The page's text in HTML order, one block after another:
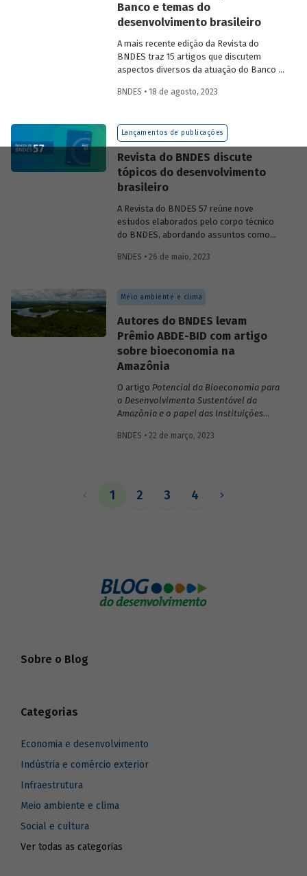
Banco e temas do
desenvolvimento brasileiro
A mais recente edição da Revista do
BNDES traz 15 artigos que discutem
aspectos diversos da atuação do Banco e
nacional.
BNDES • 18 de agosto, 2023
Lançamentos de publicações
Revista do BNDES discute
tópicos do desenvolvimento
brasileiro
A Revista do BNDES 57 reúne nove
estudos elaborados pelo corpo técnico
do BNDES, abordando assuntos como
saúde no território da Amazônia Legal,
BNDES • 26 de maio, 2023
Meio ambiente e clima
Autores do BNDES levam
Prêmio ABDE-BID com artigo
sobre bioeconomia na
Amazônia
O artigo Potencial da Bioeconomia para
o Desenvolvimento Sustentável da
Amazônia e o papel das Instituições
Leonardo Pamplona, Nabil Kadri e Julio
sustentável, inclusivo e inovativo” do
BNDES • 22 de março, 2023
1 2 3 4
Sobre o Blog
Categorias
Economia e desenvolvimento
Indústria e comércio exterior
Infraestrutura
Meio ambiente e clima
Social e cultura
Ver todas as categorias